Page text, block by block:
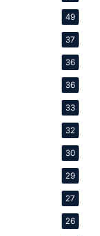
49
37
36
36
33
32
30
29
27
26